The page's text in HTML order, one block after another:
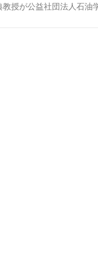
授が公益社団法人石油